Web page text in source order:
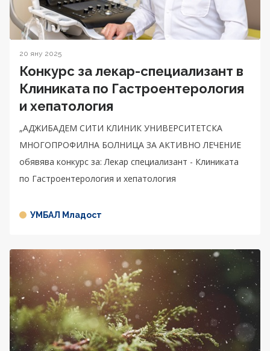
20 яну 2025
Конкурс за лекар-специализант в
Клиниката по Гастроентерология
и хепатология
„АДЖИБАДЕМ СИТИ КЛИНИК УНИВЕРСИТЕТСКА
МНОГОПРОФИЛНА БОЛНИЦА ЗА АКТИВНО ЛЕЧЕНИЕ
обявява конкурс за: Лекар специализант - Клиниката
по Гастроентерология и хепатология
УМБАЛ Младост